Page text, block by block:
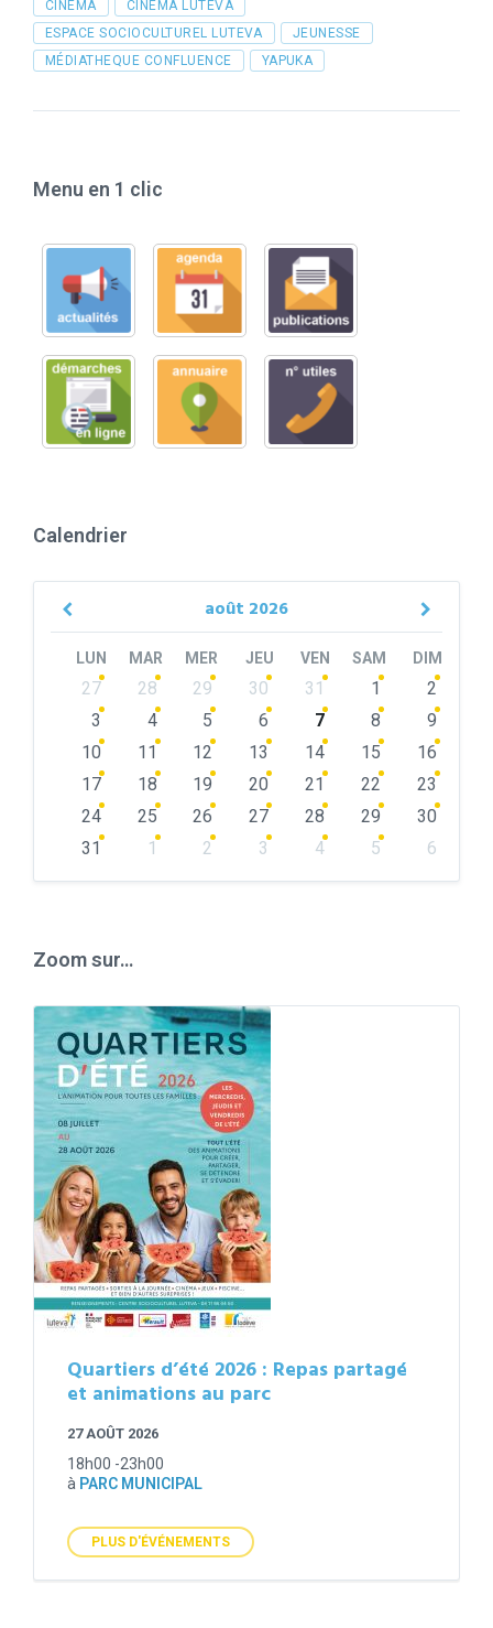
CINEMA
CINÉMA LUTEVA
ESPACE SOCIOCULTUREL LUTEVA
JEUNESSE
MÉDIATHEQUE CONFLUENCE
YAPUKA
Menu en 1 clic
Calendrier
août 2026
Previous
LUN MAR MER JEU VEN SAM DIM
Skip
calendar
27 28 29 30 31 1
2
3
4 5 6 7 8
9
10
11 12 13 14 15
16
17
18 19 20 21 22
23
24
25 26 27 28 29
30
31
1 2 3 4 5
6
Zoom sur…
Quartiers d’été 2026 : Repas partagé
et animations au parc
27 AOÛT 2026
18h00 -23h00
à PARC MUNICIPAL
PLUS D'ÉVÉNEMENTS